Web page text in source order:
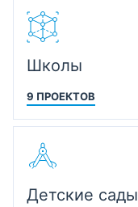
Школы
9 ПРОЕКТОВ
Детские сады